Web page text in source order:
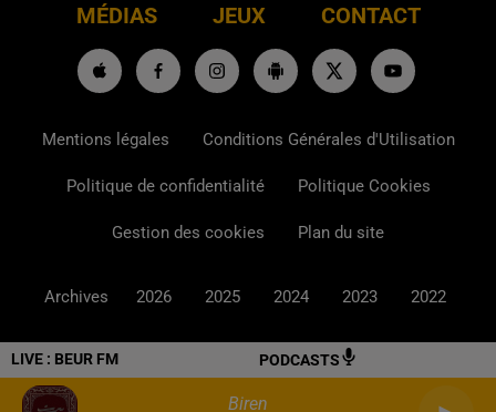
LIVE : BEUR FM PODCASTS
Biren
MÉDIAS JEUX CONTACT
Mentions légales Conditions Générales d'Utilisation
Politique de confidentialité Politique Cookies
Gestion des cookies Plan du site
Archives 2026 2025 2024 2023 2022